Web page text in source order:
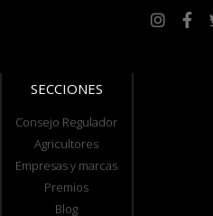
SECCIONES
Consejo Regulador
Agricultores
Empresas y marcas
Premios
Blog